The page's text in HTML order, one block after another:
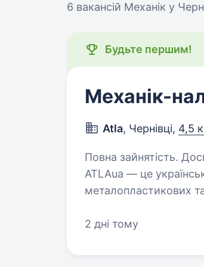
6 вакансій Механік у
Будьте першим!
Механік-
Atla, Чернівці, 4,5
Повна зайнятість.
ATLAua — це
металопластикових
2 дні тому